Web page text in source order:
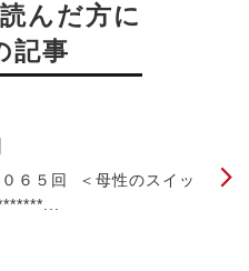
んだ方に
記事
６５回 ＜母性のスイッ